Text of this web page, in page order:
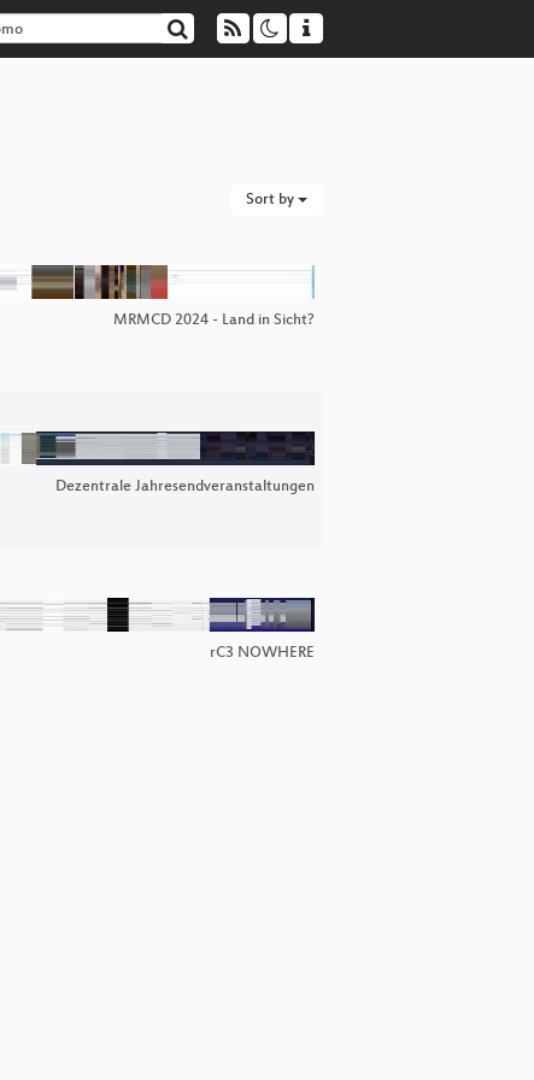
Sort by
MRMCD 2024 - Land in Sicht?
Dezentrale Jahresendveranstaltungen
rC3 NOWHERE